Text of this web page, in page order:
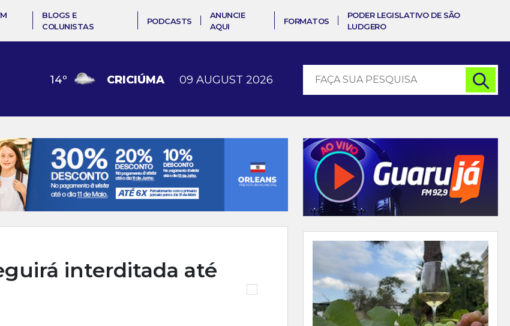
BLOGS E
COLUNISTAS
PODCASTS
ANUNCIE
AQUI
FORMATOS
PODER LEGISLATIVO DE SÃO
LUDGERO
14º CRICIÚMA 09 AUGUST 2026
interditada até